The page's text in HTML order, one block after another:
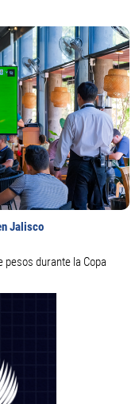
Jalisco
durante la Copa